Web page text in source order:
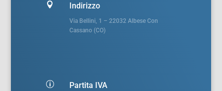
 Indirizzo
Via Bellini, 1 – 22032 Albese Con
Cassano (CO)
p Partita IVA